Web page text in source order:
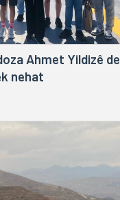
Ahmet Yildizê de
nehat